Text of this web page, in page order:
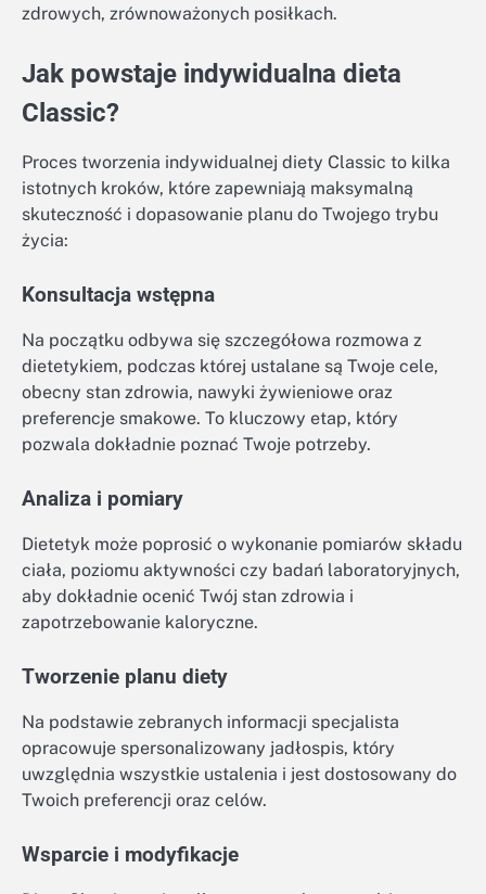
zdrowych, zrównoważonych posiłkach.
Jak powstaje indywidualna dieta
Classic?
Proces tworzenia indywidualnej diety Classic to kilka
istotnych kroków, które zapewniają maksymalną
skuteczność i dopasowanie planu do Twojego trybu
życia:
Konsultacja wstępna
Na początku odbywa się szczegółowa rozmowa z
dietetykiem, podczas której ustalane są Twoje cele,
obecny stan zdrowia, nawyki żywieniowe oraz
preferencje smakowe. To kluczowy etap, który
pozwala dokładnie poznać Twoje potrzeby.
Analiza i pomiary
Dietetyk może poprosić o wykonanie pomiarów składu
ciała, poziomu aktywności czy badań laboratoryjnych,
aby dokładnie ocenić Twój stan zdrowia i
zapotrzebowanie kaloryczne.
Tworzenie planu diety
Na podstawie zebranych informacji specjalista
opracowuje spersonalizowany jadłospis, który
uwzględnia wszystkie ustalenia i jest dostosowany do
Twoich preferencji oraz celów.
Wsparcie i modyfikacje